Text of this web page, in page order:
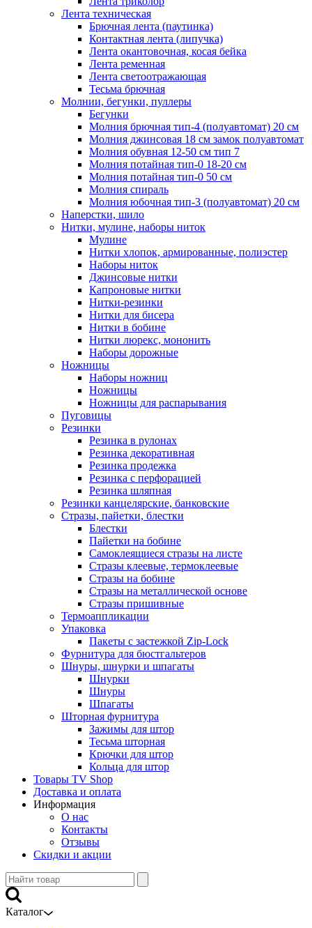
Лента техническая
Брючная лента (паутинка)
Контактная лента (липучка)
Лента окантовочная, косая бейка
Лента ременная
Лента светоотражающая
Тесьма брючная
Молнии, бегунки, пуллеры
Бегунки
Молния брючная тип-4 (полуавтомат) 20 см
Молния джинсовая 18 см замок полуавтомат
Молния обувная 12-50 см тип 7
Молния потайная тип-0 18-20 см
Молния потайная тип-0 50 см
Молния спираль
Молния юбочная тип-3 (полуавтомат) 20 см
Наперстки, шило
Нитки, мулине, наборы ниток
Мулине
Нитки хлопок, армированные, полиэстер
Наборы ниток
Джинсовые нитки
Капроновые нитки
Нитки-резинки
Нитки для бисера
Нитки в бобине
Нитки люрекс, мононить
Наборы дорожные
Ножницы
Наборы ножниц
Ножницы
Ножницы для распарывания
Пуговицы
Резинки
Резинка в рулонах
Резинка декоративная
Резинка продежка
Резинка с перфорацией
Резинка шляпная
Резинки канцелярские, банковские
Стразы, пайетки, блестки
Блестки
Пайетки на бобине
Самоклеящиеся стразы на листе
Стразы клеевые, термоклеевые
Стразы на бобине
Стразы на металлической основе
Стразы пришивные
Термоаппликации
Упаковка
Пакеты с застежкой Zip-Lock
Фурнитура для бюстгальтеров
Шнуры, шнурки и шпагаты
Шнурки
Шнуры
Шпагаты
Шторная фурнитура
Зажимы для штор
Тесьма шторная
Крючки для штор
Кольца для штор
Товары TV Shop
Доставка и оплата
Информация
О нас
Контакты
Отзывы
Скидки и акции
Каталог